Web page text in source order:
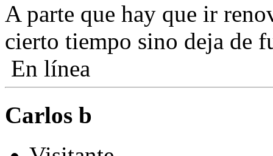
A parte que hay que ir
cierto tiempo sino deja de
En línea
Carlos b